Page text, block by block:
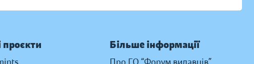
Більше інформації